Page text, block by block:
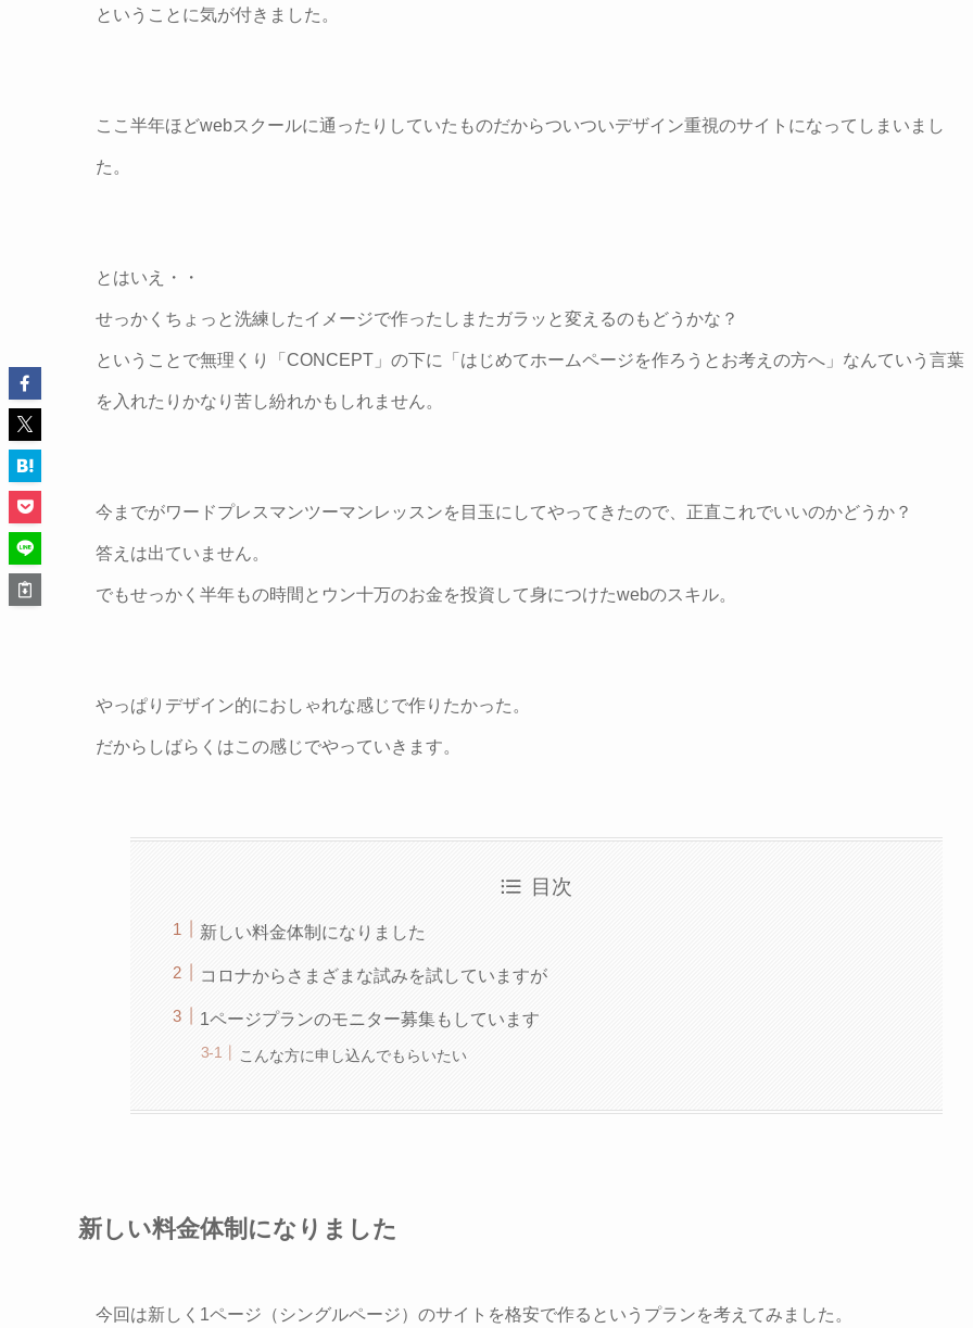
ということに気が付きました。
ここ半年ほどwebスクールに通ったりしていたものだからついついデザイン重視のサイトになってしまいまし
た。
とはいえ・・
せっかくちょっと洗練したイメージで作ったしまたガラッと変えるのもどうかな？
ということで無理くり「CONCEPT」の下に「はじめてホームページを作ろうとお考えの方へ」なんていう言葉
を入れたりかなり苦し紛れかもしれません。
今までがワードプレスマンツーマンレッスンを目玉にしてやってきたので、正直これでいいのかどうか？
答えは出ていません。
でもせっかく半年もの時間とウン十万のお金を投資して身につけたwebのスキル。
やっぱりデザイン的におしゃれな感じで作りたかった。
だからしばらくはこの感じでやっていきます。
目次
新しい料金体制になりました
コロナからさまざまな試みを試していますが
1ページプランのモニター募集もしています
こんな方に申し込んでもらいたい
新しい料金体制になりました
今回は新しく1ページ（シングルページ）のサイトを格安で作るというプランを考えてみました。